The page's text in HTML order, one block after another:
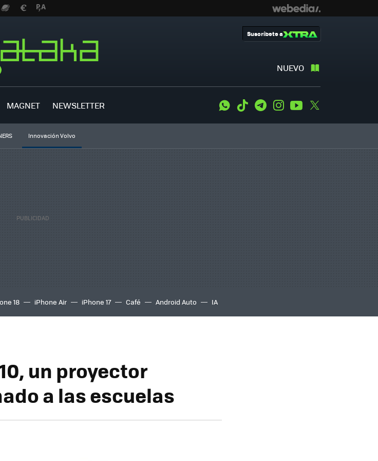
NUEVO
Suscríbete a
MAGNET NEWSLETTER WhatsApp
Tiktok TelegramInstagramYoutube
Innovación Volvo
18 iPhone Air iPhone 17 Café Android Auto IA
un proyector
a las escuelas